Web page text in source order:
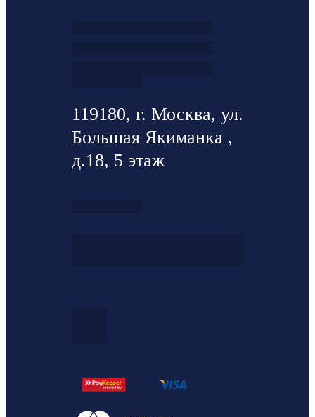
119180, г. Москва, ул.
Большая Якиманка ,
д.18, 5 этаж